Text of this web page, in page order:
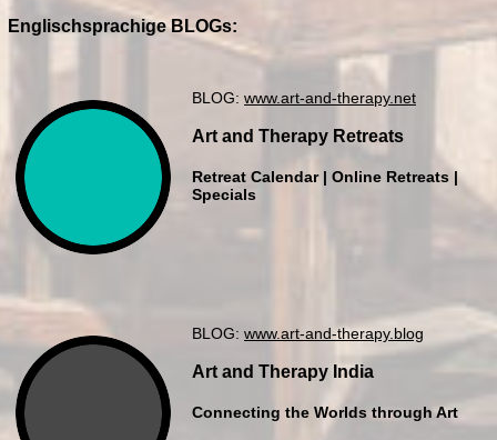
Englischsprachige BLOGs:
BLOG: www.art-and-therapy.net
Art and Therapy Retreats
Retreat Calendar | Online Retreats |
Specials
BLOG: www.art-and-therapy.blog
Art and Therapy India
Connecting the Worlds through Art